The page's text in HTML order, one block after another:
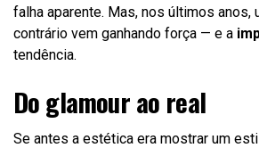
falha aparente. Mas, nos últimos anos,
contrário vem ganhando força — e a
tendência.
Do glamour ao real
Se antes a estética era mostrar um